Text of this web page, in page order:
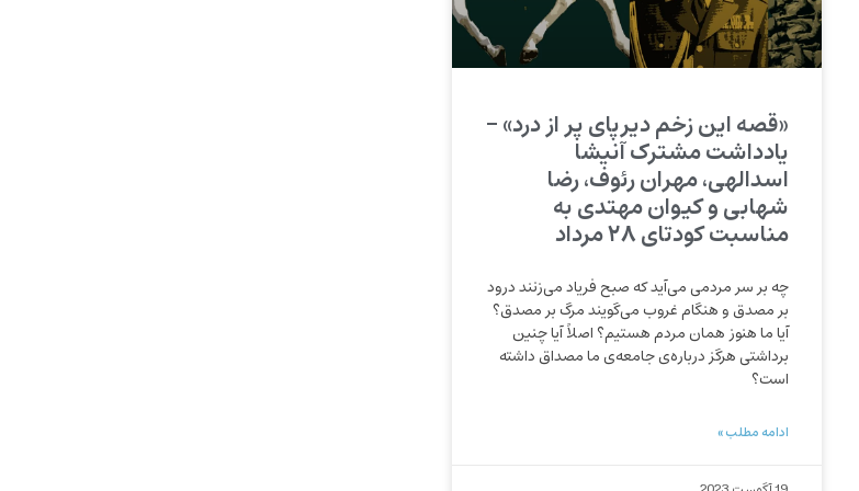
«قصه این زخم دیرپای پر از درد» –
یادداشت مشترک آنیشا
اسدالهی، مهران رئوف، رضا
شهابی و کیوان مهتدی به
مناسبت کودتای ۲۸ مرداد
چه بر سر مردمی می‌آید که صبح فریاد می‌زنند درود
بر مصدق و هنگام غروب می‌گویند مرگ بر مصدق؟
آیا ما هنوز همان مردم هستیم؟ اصلاً آیا چنین
برداشتی هرگز درباره‌ی جامعه‌ی ما مصداق داشته
است؟
ادامه مطلب »